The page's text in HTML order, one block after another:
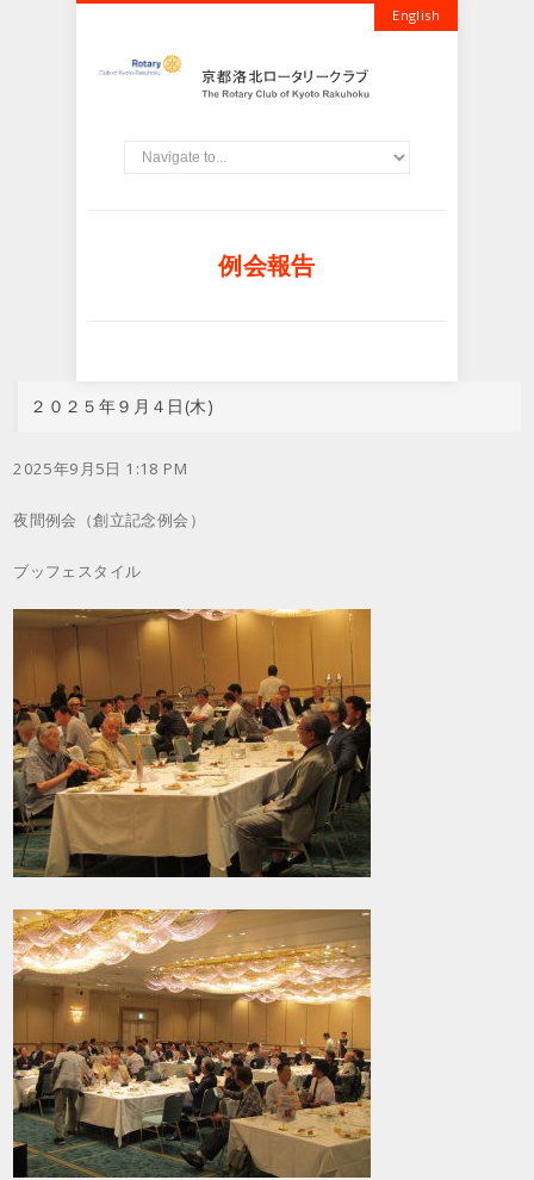
English
例会報告
２０２５年９月４日(木)
2025年9月5日 1:18 PM
夜間例会（創立記念例会）
ブッフェスタイル